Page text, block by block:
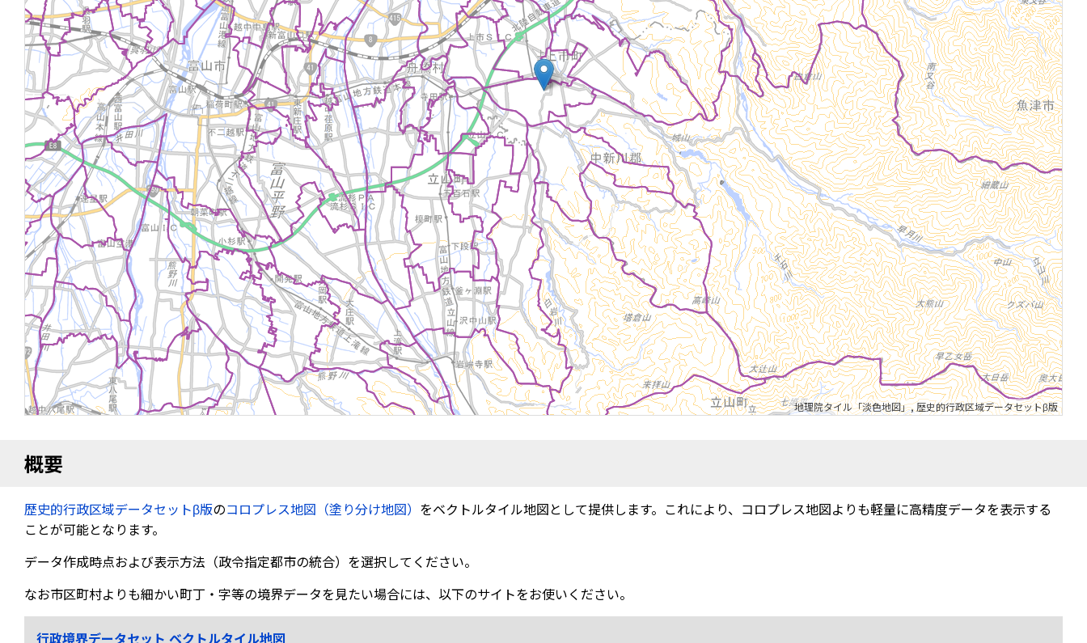
地理院タイル「淡色地図」,歴史的行政区域データセットβ版
概要
歴史的行政区域データセットβ版のコロプレス地図（塗り分け地図） をベクトルタイル地図として提供します。これにより、コロプレス地図よりも軽量に高精度データを表示する
ことが可能となります。
データ作成時点および表示方法（政令指定都市の統合）を選択してください。
なお市区町村よりも細かい町丁・字等の境界データを見たい場合には、以下のサイトをお使いください。
行政境界データセット ベクトルタイル地図